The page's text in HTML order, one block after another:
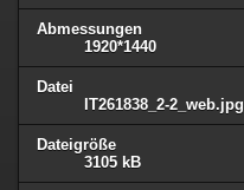
Abmessungen
1920*1440
Datei
IT261838_2-2_web.jpg
Dateigröße
3105 kB